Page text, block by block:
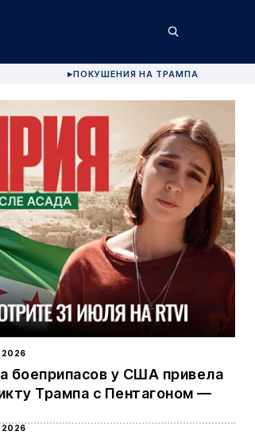
▶ПОКУШЕНИЯ НА ТРАМПА
2026
боеприпасов у США привела
Трампа с Пентагоном —
2026